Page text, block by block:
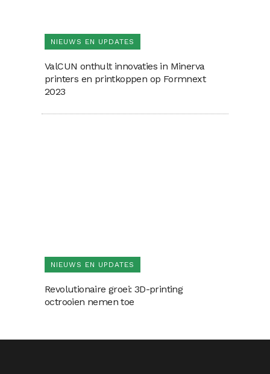
NIEUWS EN UPDATES
ValCUN onthult innovaties in Minerva
printers en printkoppen op Formnext
2023
NIEUWS EN UPDATES
Revolutionaire groei: 3D-printing
octrooien nemen toe